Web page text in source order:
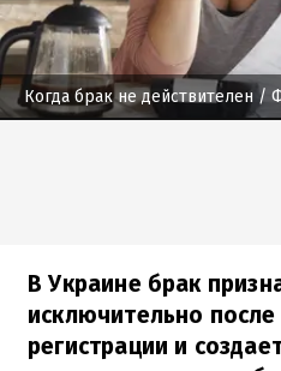
Когда брак не действителен /
В Украине брак
исключительно после
регистрации и